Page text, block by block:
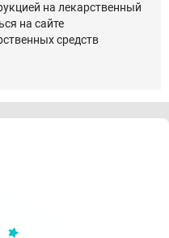
на лекарственный
на сайте
средств